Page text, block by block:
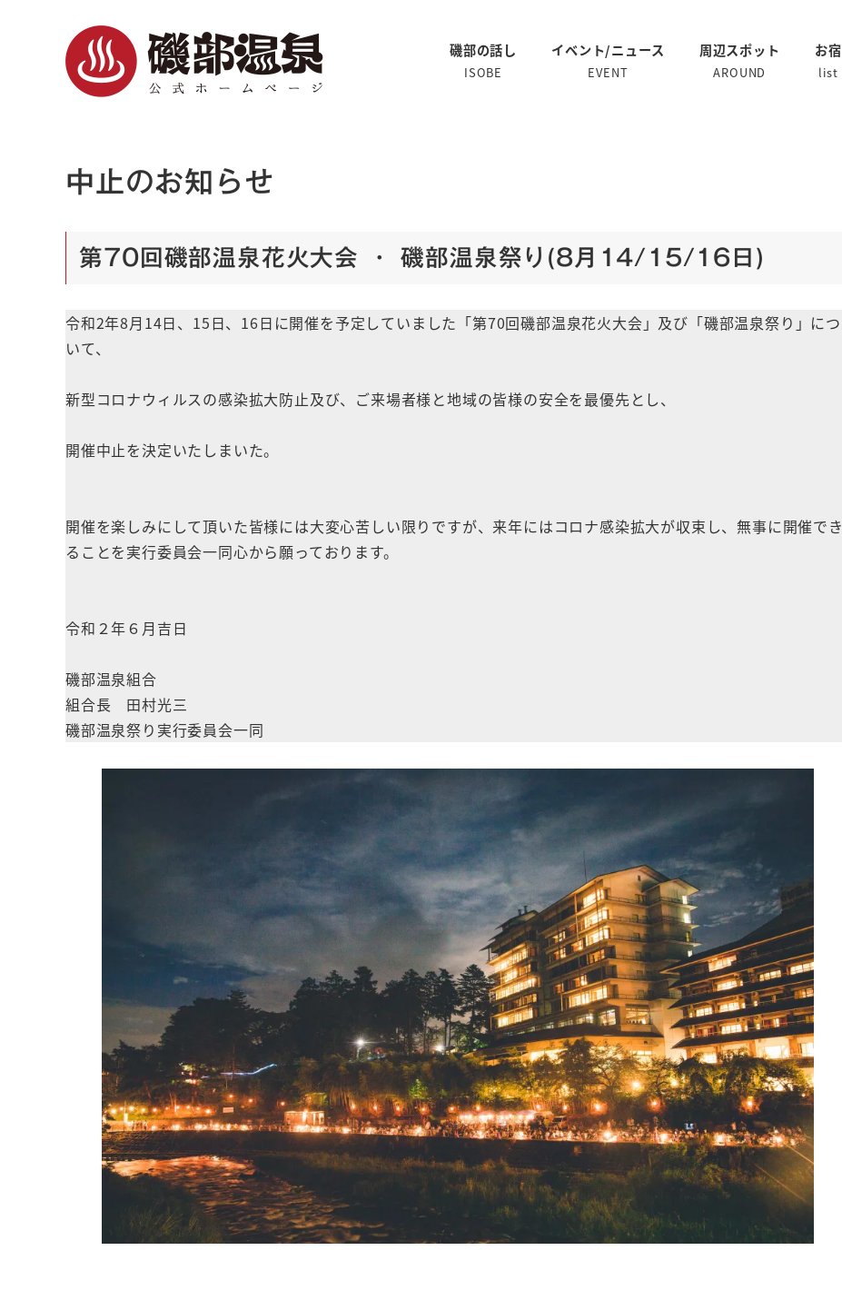
磯部の話し
ISOBE
イベント/ニュース
EVENT
周辺スポット
AROUND
お宿
list
中止のお知らせ
第70回磯部温泉花火大会 ・ 磯部温泉祭り(8月14/15/16日)
令和2年8月14日、15日、16日に開催を予定していました「第70回磯部温泉花火大会」及び「磯部温泉祭り」につ
いて、
新型コロナウィルスの感染拡大防止及び、ご来場者様と地域の皆様の安全を最優先とし、
開催中止を決定いたしまいた。
開催を楽しみにして頂いた皆様には大変心苦しい限りですが、来年にはコロナ感染拡大が収束し、無事に開催でき
ることを実行委員会一同心から願っております。
令和２年６月吉日
磯部温泉組合
組合長 田村光三
磯部温泉祭り実行委員会一同